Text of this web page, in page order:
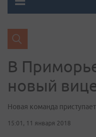
В
новый
Новая команда
15:01, 11 января 2018